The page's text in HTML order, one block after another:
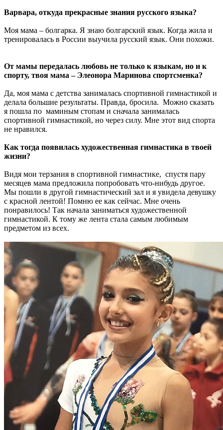
Варвара, откуда прекрасные знания русского языка?
Моя мама – болгарка. Я знаю болгарский язык. Когда жила и
тренировалась в России выучила русский язык. Они похожи.
От мамы передалась любовь не только к языкам, но и к
спорту, твоя мама – Элеонора Маринова спортсменка?
Да, моя мама с детства занималась спортивной гимнастикой и
делала большие результаты. Правда, бросила. Можно сказать
я пошла по маминым стопам и сначала занималась
спортивной гимнастикой, но через силу. Мне этот вид спорта
не нравился.
Как тогда появилась художественная гимнастика в твоей
жизни?
Видя мои терзания в спортивной гимнастике, спустя пару
месяцев мама предложила попробовать что-нибудь другое.
Мы пошли в другой гимнастический зал и я увидела девушку
с красной лентой! Помню ее как сейчас. Мне очень
понравилось! Так начала заниматься художественной
гимнастикой. К тому же лента стала самым любимым
предметом из всех.